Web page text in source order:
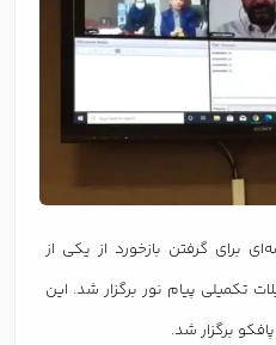
28 بهمن، جلسه‌ای برای گرفتن بازخورد از یکی از
تکمیلی پیام نور برگزار شد. این
برگزار شد.